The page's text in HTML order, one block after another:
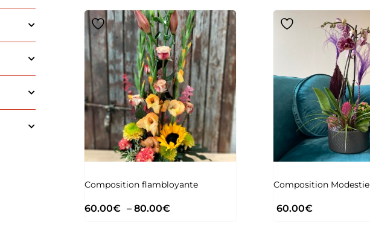
Composition flambloyante
60.00€ – 80.00€
Composition Modestie
60.00€